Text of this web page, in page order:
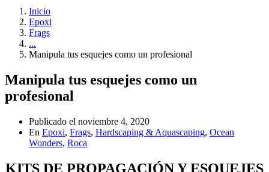
Inicio
Epoxi
Frags
...
Manipula tus esquejes como un profesional
Manipula tus esquejes como un
profesional
Publicado el noviembre 4, 2020
En Epoxi, Frags, Hardscaping & Aquascaping, Ocean
Wonders, Roca
KITS DE PROPAGACIÓN Y ESQUEJES